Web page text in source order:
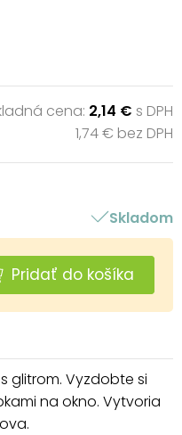
cena: 2,14 € s DPH
1,74 € bez DPH
Skladom
Pridať do košíka
glitrom. Vyzdobte si
na okno. Vytvoria